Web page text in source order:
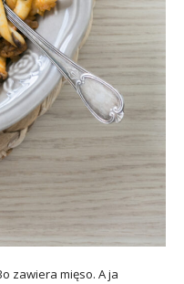
zawiera mięso. A ja